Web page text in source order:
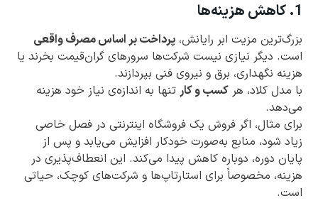
1. کاهش هزینه‌ها
بزرگ‌ترین مزیت ابر رایانش، پرداخت بر اساس مصرف واقعی
است. دیگر نیازی نیست شرکت‌ها سرورهای گران‌قیمت بخرند یا
هزینه نگهداری، برق و نیروی فنی بپردازند.
با مدل کلاد، هر کسب و کار تنها به اندازه‌ی نیاز خود هزینه
می‌دهد.
برای مثال، اگر فروش یک فروشگاه اینترنتی در فصل خاصی
زیاد شود، منابع به‌صورت خودکار افزایش می‌یابد و پس از
پایان دوره، دوباره کاهش پیدا می‌کند. این انعطاف‌پذیری در
هزینه، مخصوصاً برای استارتاپ‌ها و شرکت‌های کوچک، حیاتی
است.